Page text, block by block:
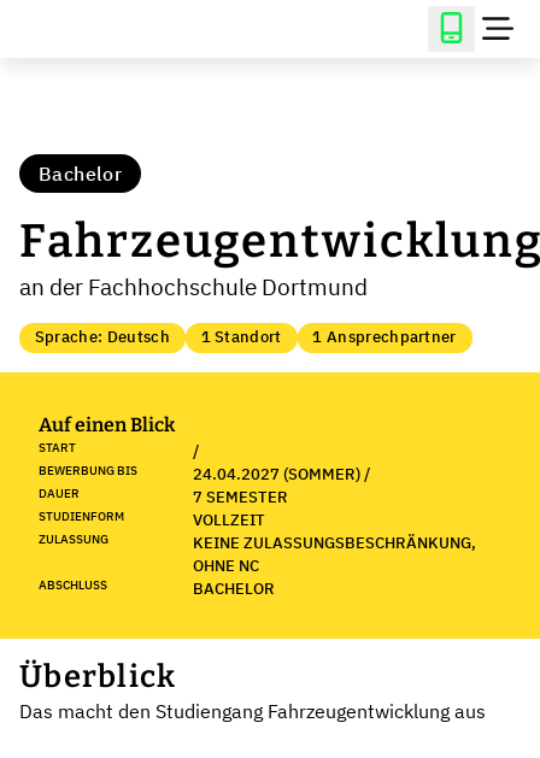
Bachelor
an der Fachhochschule Dortmund
Sprache: Deutsch 1 Standort 1 Ansprechpartner
Auf einen Blick
START /
BEWERBUNG BIS 24.04.2027 (SOMMER) /
DAUER 7 SEMESTER
STUDIENFORM VOLLZEIT
ZULASSUNG
KEINE ZULASSUNGSBESCHRÄNKUNG,
OHNE NC
ABSCHLUSS BACHELOR
Überblick
Das macht den Studiengang Fahrzeugentwicklung aus